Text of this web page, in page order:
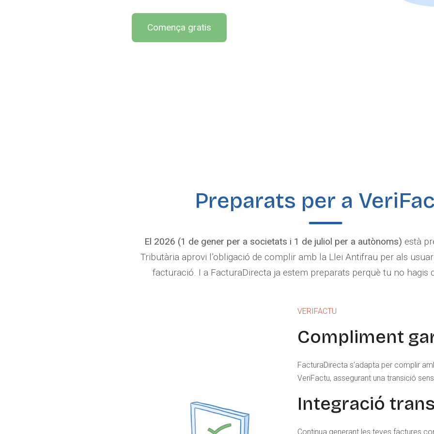
Comença gratis
Preparats per a
El 2026 (1 de gener per a societats i 1 de juliol per a autònoms) està
Tributària aprovi l’obligació de complir amb la Llei Antifrau per als
facturació. I a FacturaDirecta ja estem preparats perquè tu no hagis
VERIFACTU
Compliment
FacturaDirecta s’adapta per complir
VeriFactu, assegurant una transició
Integració
Continua generant les teves factures